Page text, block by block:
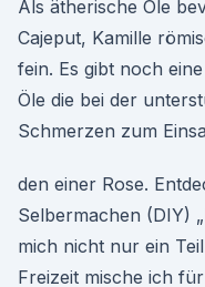
Als ätherische Öle
Cajeput, Kamille
fein. Es gibt noch
Öle die bei der
Schmerzen zum
den einer Rose.
Selbermachen (DIY)
mich nicht nur ein
Freizeit mische ich